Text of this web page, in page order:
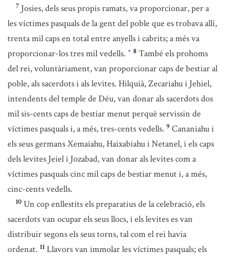
7 Josies, dels seus propis ramats, va proporcionar, per a
les víctimes pasquals de la gent del poble que es trobava allí,
trenta mil caps en total entre anyells i cabrits; a més va
proporcionar-los tres mil vedells. * 8 També els prohoms
del rei, voluntàriament, van proporcionar caps de bestiar al
poble, als sacerdots i als levites. Hilquià, Zecariahu i Jehiel,
intendents del temple de Déu, van donar als sacerdots dos
mil sis-cents caps de bestiar menut perquè servissin de
víctimes pasquals i, a més, tres-cents vedells. 9 Cananiahu i
els seus germans Xemaiahu, Haixabiahu i Netanel, i els caps
dels levites Jeiel i Jozabad, van donar als levites com a
víctimes pasquals cinc mil caps de bestiar menut i, a més,
cinc-cents vedells.
10 Un cop enllestits els preparatius de la celebració, els
sacerdots van ocupar els seus llocs, i els levites es van
distribuir segons els seus torns, tal com el rei havia
ordenat. 11 Llavors van immolar les víctimes pasquals; els